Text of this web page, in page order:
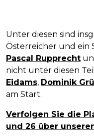
Unter diesen sind
Österreicher und ein
Pascal Rupprecht
nicht unter diesen
Eidams, Dominik
am Start.
Verfolgen Sie die
und 26 über